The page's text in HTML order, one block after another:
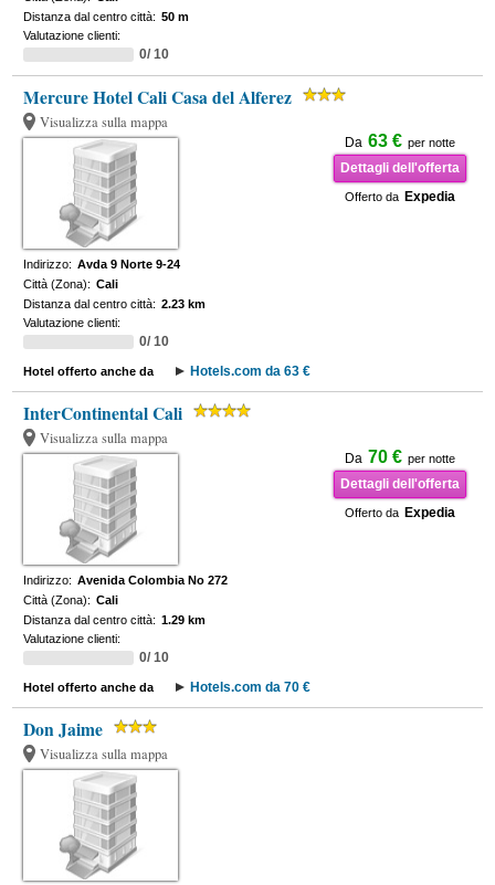
Distanza dal centro città: 50 m
Valutazione clienti:
0/ 10
Mercure Hotel Cali Casa del Alferez
Visualizza sulla mappa
Da 63 € per notte
Dettagli dell'offerta
Offerto da Expedia
Indirizzo: Avda 9 Norte 9-24
Città (Zona): Cali
Distanza dal centro città: 2.23 km
Valutazione clienti:
0/ 10
Hotel offerto anche da Hotels.com da 63 €
InterContinental Cali
Visualizza sulla mappa
Da 70 € per notte
Dettagli dell'offerta
Offerto da Expedia
Indirizzo: Avenida Colombia No 272
Città (Zona): Cali
Distanza dal centro città: 1.29 km
Valutazione clienti:
0/ 10
Hotel offerto anche da Hotels.com da 70 €
Don Jaime
Visualizza sulla mappa